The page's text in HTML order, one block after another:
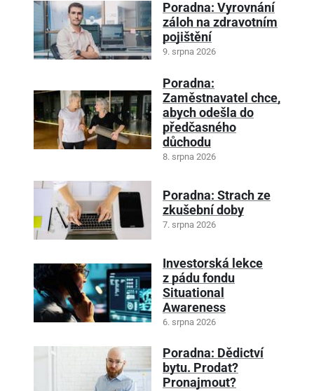
Poradna: Vyrovnání
záloh na zdravotním
pojištění
9. srpna 2026
Poradna:
Zaměstnavatel chce,
abych odešla do
předčasného
důchodu
8. srpna 2026
Poradna: Strach ze
zkušební doby
7. srpna 2026
Investorská lekce
z pádu fondu
Situational
Awareness
6. srpna 2026
Poradna: Dědictví
bytu. Prodat?
Pronajmout?